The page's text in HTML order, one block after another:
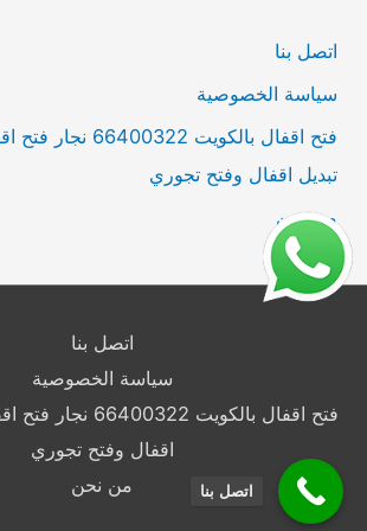
:اتصل بنا
سياسة الخصوصية
فتح اقفال بالكويت
تبديل اقفال وفتح تجوري
من نحن
اتصل بنا
سياسة الخصوصية
فتح اقفال بالكويت
اقفال وفتح تجوري
من نحن
اتصل بنا